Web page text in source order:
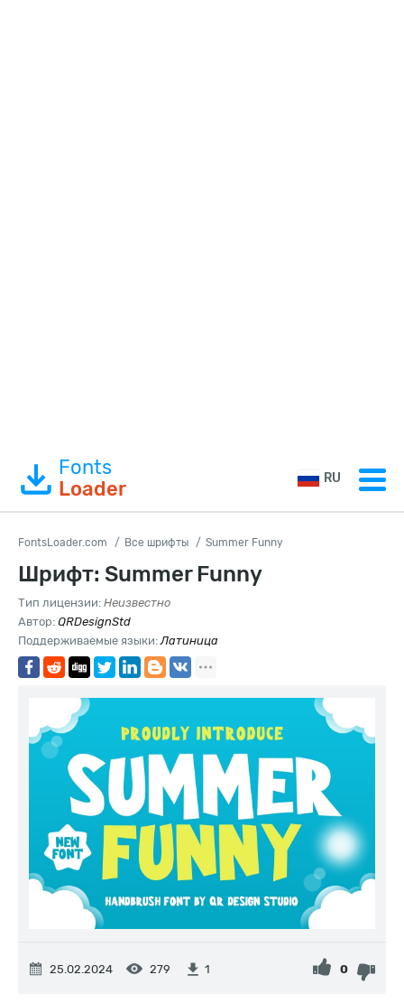
Fonts
Loader
RU
FontsLoader.com Все шрифты Summer Funny
Шрифт: Summer Funny
Тип лицензии: Неизвестно
Автор: QRDesignStd
Поддерживаемые языки:Латиница
25.02.2024 279 1 0